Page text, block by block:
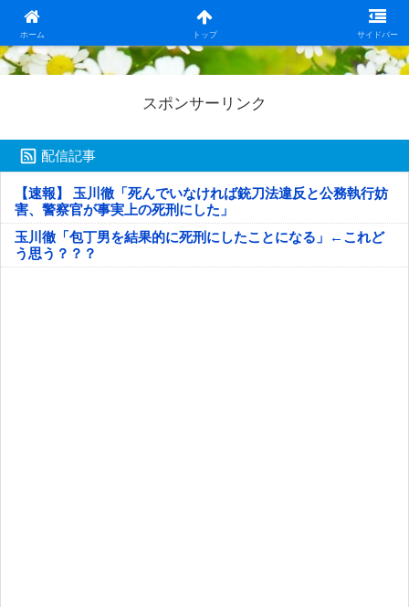
ホーム トップ サイドバー
日本第一！ニュース録
スポンサーリンク
配信記事
【速報】 玉川徹「死んでいなければ銃刀法違反と公務執行妨
害、警察官が事実上の死刑にした」
玉川徹「包丁男を結果的に死刑にしたことになる」←これど
う思う？？？